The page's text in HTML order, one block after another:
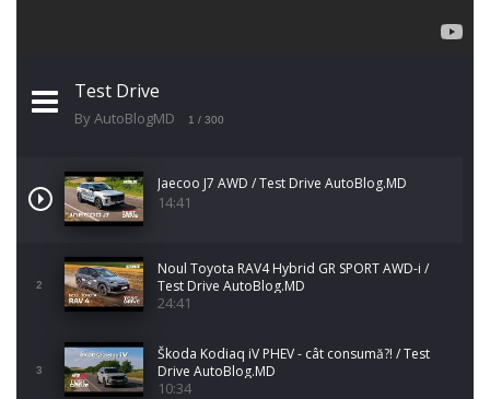
Test Drive
By AutoBlogMD 1 / 300
Jaecoo J7 AWD / Test Drive AutoBlog.MD
14:41
2
Noul Toyota RAV4 Hybrid GR SPORT AWD-i /
Test Drive AutoBlog.MD
24:41
3
Škoda Kodiaq iV PHEV - cât consumă?! / Test
Drive AutoBlog.MD
10:34